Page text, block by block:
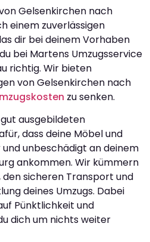
Gelsenkirchen nach
einem zuverlässigen
dir bei deinem Vorhaben
bei Martens Umzugsservice
richtig. Wir bieten
von Gelsenkirchen nach
zu senken.
ausgebildeten
dass deine Möbel und
unbeschädigt an deinem
ankommen. Wir kümmern
den sicheren Transport und
deines Umzugs. Dabei
Pünktlichkeit und
dich um nichts weiter